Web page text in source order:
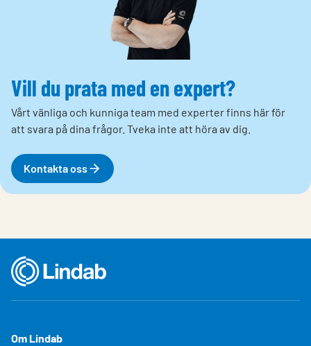
Vill du prata med en expert?
Vårt vänliga och kunniga team med experter finns här för
att svara på dina frågor. Tveka inte att höra av dig.
Kontakta oss
Om Lindab